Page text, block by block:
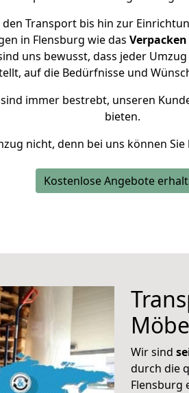
Transport bis hin zur
in Flensburg wie das Verpacken
uns bewusst, dass jeder
auf die Bedürfnisse und
immer bestrebt, unseren
bieten.
nicht, denn bei uns können Sie
Kostenlose Angebote
Wir sind
durch die
Flensburg